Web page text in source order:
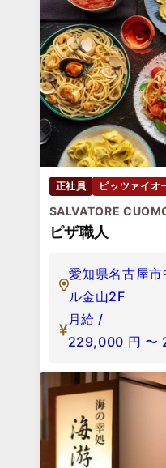
正社員 ピッツァイオ
SALVATORE
ピザ職人
愛知県名古屋
ル金山2F
月給 /
229,000 円 〜